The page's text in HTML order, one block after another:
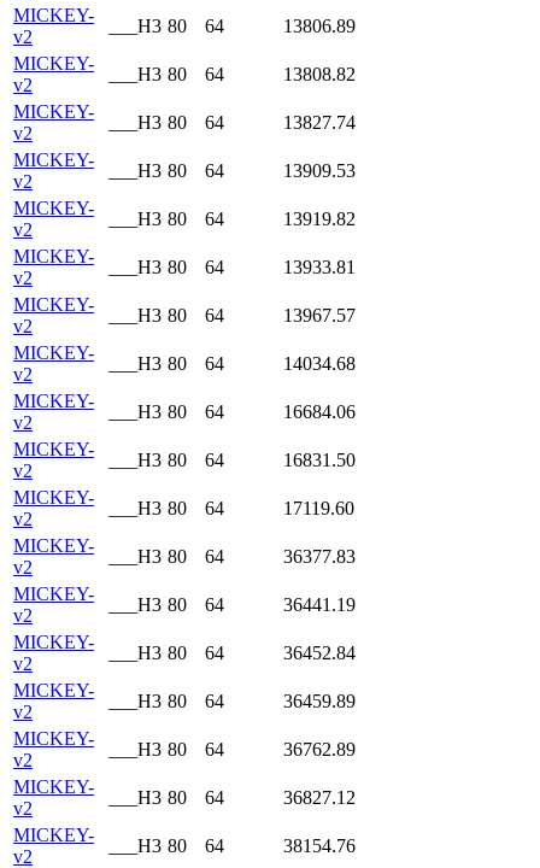
MICKEY-
v2
___H3 80 64
13806.89
MICKEY-
v2
___H3 80 64
13808.82
MICKEY-
v2
___H3 80 64
13827.74
MICKEY-
v2
___H3 80 64
13909.53
MICKEY-
v2
___H3 80 64
13919.82
MICKEY-
v2
___H3 80 64
13933.81
MICKEY-
v2
___H3 80 64
13967.57
MICKEY-
v2
___H3 80 64
14034.68
MICKEY-
v2
___H3 80 64
16684.06
MICKEY-
v2
___H3 80 64
16831.50
MICKEY-
v2
___H3 80 64
17119.60
MICKEY-
v2
___H3 80 64
36377.83
MICKEY-
v2
___H3 80 64
36441.19
MICKEY-
v2
___H3 80 64
36452.84
MICKEY-
v2
___H3 80 64
36459.89
MICKEY-
v2
___H3 80 64
36762.89
MICKEY-
v2
___H3 80 64
36827.12
MICKEY-
v2
___H3 80 64
38154.76